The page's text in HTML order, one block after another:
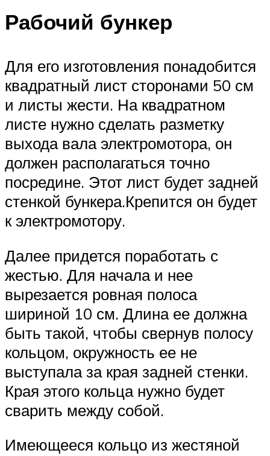
Рабочий бункер
Для его изготовления понадобится
квадратный лист сторонами 50 см
и листы жести. На квадратном
листе нужно сделать разметку
выхода вала электромотора, он
должен располагаться точно
посредине. Этот лист будет задней
стенкой бункера.Крепится он будет
к электромотору.
Далее придется поработать с
жестью. Для начала и нее
вырезается ровная полоса
шириной 10 см. Длина ее должна
быть такой, чтобы свернув полосу
кольцом, окружность ее не
выступала за края задней стенки.
Края этого кольца нужно будет
сварить между собой.
Имеющееся кольцо из жестяной